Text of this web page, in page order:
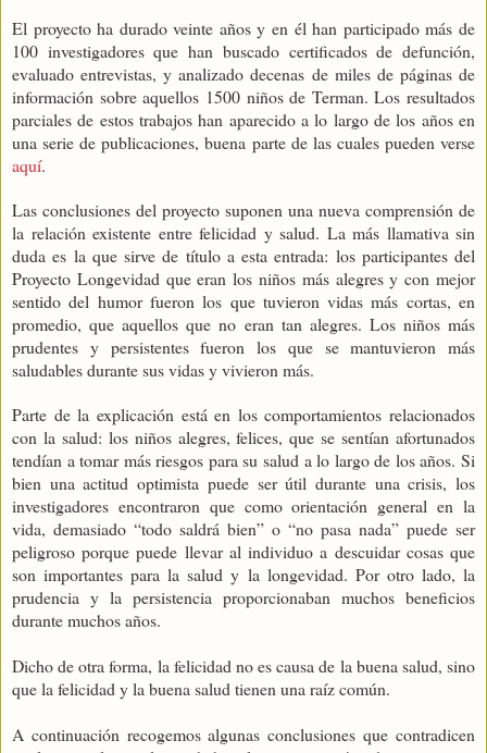
El proyecto ha durado veinte años y en él han participado más de
100 investigadores que han buscado certificados de defunción,
evaluado entrevistas, y analizado decenas de miles de páginas de
información sobre aquellos 1500 niños de Terman. Los resultados
parciales de estos trabajos han aparecido a lo largo de los años en
una serie de publicaciones, buena parte de las cuales pueden verse
aquí.
Las conclusiones del proyecto suponen una nueva comprensión de
la relación existente entre felicidad y salud. La más llamativa sin
duda es la que sirve de título a esta entrada: los participantes del
Proyecto Longevidad que eran los niños más alegres y con mejor
sentido del humor fueron los que tuvieron vidas más cortas, en
promedio, que aquellos que no eran tan alegres. Los niños más
prudentes y persistentes fueron los que se mantuvieron más
saludables durante sus vidas y vivieron más.
Parte de la explicación está en los comportamientos relacionados
con la salud: los niños alegres, felices, que se sentían afortunados
tendían a tomar más riesgos para su salud a lo largo de los años. Si
bien una actitud optimista puede ser útil durante una crisis, los
investigadores encontraron que como orientación general en la
vida, demasiado “todo saldrá bien” o “no pasa nada” puede ser
peligroso porque puede llevar al individuo a descuidar cosas que
son importantes para la salud y la longevidad. Por otro lado, la
prudencia y la persistencia proporcionaban muchos beneficios
durante muchos años.
Dicho de otra forma, la felicidad no es causa de la buena salud, sino
que la felicidad y la buena salud tienen una raíz común.
A continuación recogemos algunas conclusiones que contradicen